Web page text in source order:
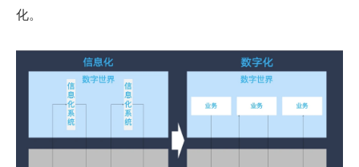
化。